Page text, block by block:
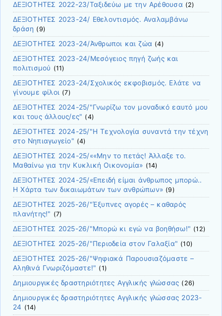
ΔΕΞΙΟΤΗΤΕΣ 2022-23/Ταξιδεύω με την Αρέθουσα (2)
ΔΕΞΙΟΤΗΤΕΣ 2023-24/ Εθελοντισμός. Αναλαμβάνω
δράση (9)
ΔΕΞΙΟΤΗΤΕΣ 2023-24/Άνθρωποι και ζώα (4)
ΔΕΞΙΟΤΗΤΕΣ 2023-24/Μεσόγειος πηγή ζωής και
πολιτισμού (11)
ΔΕΞΙΟΤΗΤΕΣ 2023-24/Σχολικός εκφοβισμός. Ελάτε να
γίνουμε φίλοι (7)
ΔΕΞΙΟΤΗΤΕΣ 2024-25/"Γνωρίζω τον μοναδικό εαυτό μου
και τους άλλους/ες" (4)
ΔΕΞΙΟΤΗΤΕΣ 2024-25/"Η Τεχνολογία συναντά την τέχνη
στο Νηπιαγωγείο" (4)
ΔΕΞΙΟΤΗΤΕΣ 2024-25/««Μην το πετάς! Άλλαξε το.
Μαθαίνω για την Κυκλική Οικονομία» (14)
ΔΕΞΙΟΤΗΤΕΣ 2024-25/«Επειδή είμαι άνθρωπος μπορώ..
Η Χάρτα των δικαιωμάτων των ανθρώπων» (9)
ΔΕΞΙΟΤΗΤΕΣ 2025-26/"Έξυπνες αγορές – καθαρός
πλανήτης!" (7)
ΔΕΞΙΟΤΗΤΕΣ 2025-26/"Μπορώ κι εγώ να βοηθήσω!" (12)
ΔΕΞΙΟΤΗΤΕΣ 2025-26/"Περιοδεία στον Γαλαξία" (10)
ΔΕΞΙΟΤΗΤΕΣ 2025-26/"Ψηφιακά Παρουσιαζόμαστε –
Αληθινά Γνωριζόμαστε!" (1)
Δημιουργικές δραστηριότητες Αγγλικής γλώσσας (26)
Δημιουργικές δραστηριότητες Αγγλικής γλώσσας 2023-
24 (14)